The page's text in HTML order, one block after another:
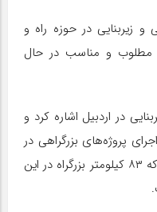
و زیربنایی در حوزه راه و
مطلوب و مناسب در حال
در اردبیل اشاره کرد و
پروژه‌های بزرگراهی در
استان اردبیل شاهد هستیم، به‌طوری‌که ۸۳ کیلومتر بزرگراه در این